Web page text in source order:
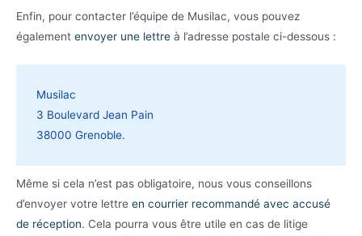
Enfin, pour contacter l’équipe de Musilac, vous pouvez
également envoyer une lettre à l’adresse postale ci-dessous :
Musilac
3 Boulevard Jean Pain
38000 Grenoble.
Même si cela n’est pas obligatoire, nous vous conseillons
d’envoyer votre lettre en courrier recommandé avec accusé
de réception. Cela pourra vous être utile en cas de litige